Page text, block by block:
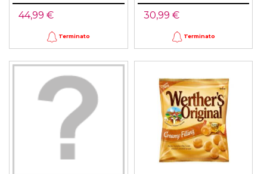
44,99 €
Terminato
30,99 €
Terminato